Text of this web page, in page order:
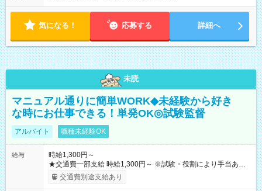
気になる！ 応募する 詳細へ
未読
マニュアル通りに簡単WORK◆未経験から好き
な時にお仕事できる！単発OK◎試験監督
アルバイト 職種未経験OK
給与
時給1,300円～
★交通費一部支給 時給1,300円～ ※試験・役割により手当あり
※勤務回数により昇給あり 【即給（前払い）オプションあ
り！】 希望される場合、勤務から1週間ほどで給与の一部を受け
交通費別途支給あり